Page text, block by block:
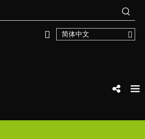
简体中文